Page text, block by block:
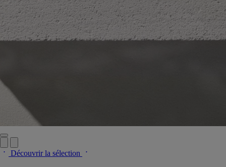
Découvrir la sélection